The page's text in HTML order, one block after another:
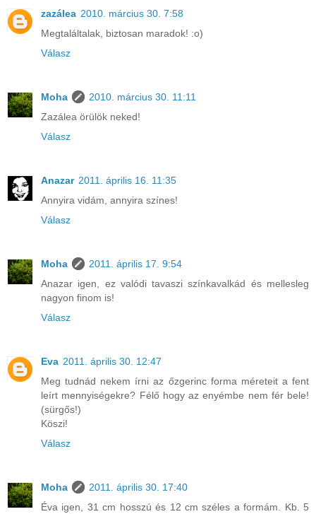
zazálea 2010. március 30. 7:58
Megtaláltalak, biztosan maradok! :o)
Válasz
Moha
2010. március 30. 11:11
Zazálea örülök neked!
Válasz
Anazar 2011. április 16. 11:35
Annyira vidám, annyira színes!
Válasz
Moha
2011. április 17. 9:54
Anazar igen, ez valódi tavaszi színkavalkád és mellesleg
nagyon finom is!
Válasz
Eva 2011. április 30. 12:47
Meg tudnád nekem írni az őzgerinc forma méreteit a fent
leírt mennyiségekre? Félő hogy az enyémbe nem fér bele!
(sürgős!)
Köszi!
Válasz
Moha
2011. április 30. 17:40
Éva igen, 31 cm hosszú és 12 cm széles a formám. Kb. 5